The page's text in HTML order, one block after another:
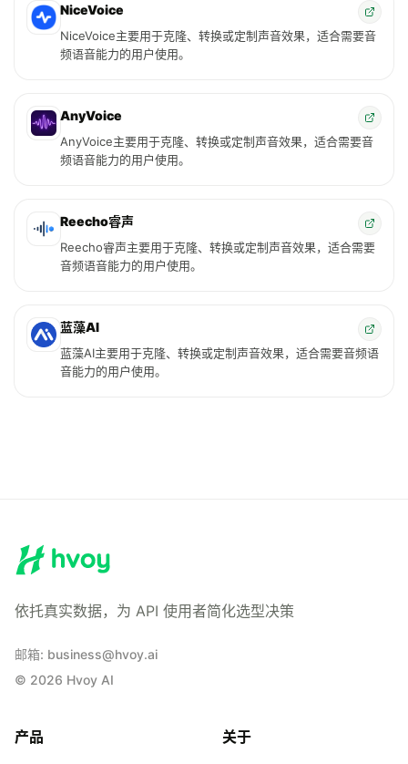
NiceVoice
NiceVoice主要用于克隆、转换或定制声音效果，适合需要音
频语音能力的用户使用。
AnyVoice
AnyVoice主要用于克隆、转换或定制声音效果，适合需要音
频语音能力的用户使用。
Reecho睿声
Reecho睿声主要用于克隆、转换或定制声音效果，适合需要
音频语音能力的用户使用。
蓝藻AI
蓝藻AI主要用于克隆、转换或定制声音效果，适合需要音频语
音能力的用户使用。
依托真实数据，为 API 使用者简化选型决策
邮箱: business@hvoy.ai
© 2026 Hvoy AI
产品 关于